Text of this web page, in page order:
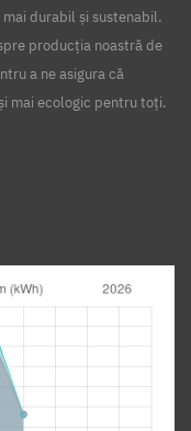
durabil și sustenabil.
producția noastră de
a ne asigura că
mai ecologic pentru toți.